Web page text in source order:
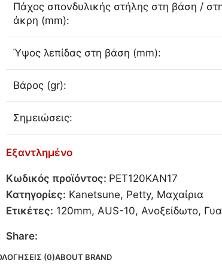
Πάχος σπονδυλικής στήλης στη βάση /
άκρη (mm):
Ύψος λεπίδας στη βάση (mm):
Βάρος (gr):
Σημειώσεις:
Εξαντλημένο
Κωδικός προϊόντος: PET120KAN17
Κατηγορίες: Kanetsune, Petty, Μαχαίρια
Ετικέτες: 120mm, AUS-10, Ανοξείδωτο,
Share:
(0)ABOUT BRAND